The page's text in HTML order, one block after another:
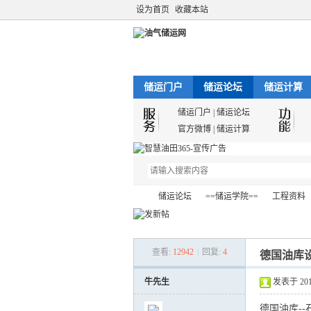
设为首页 收藏本站
储运门户 储运论坛 储运计算
储运门户
储运论坛
官方微博 储运计算
储运论坛
›
==储运学院==
›
工程资料
›
查看: 12942 回复: 4 德国油库
牛先生 发表于
德国油库--